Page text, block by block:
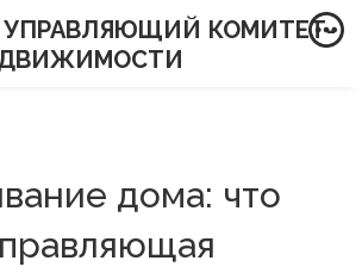
УПРАВЛЯЮЩИЙ КОМИТЕТ-
дома: что